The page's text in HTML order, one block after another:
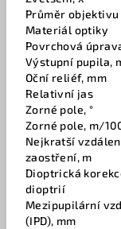
Průměr
Materiál optiky
Povrchová
Výstupní pupila,
Oční reliéf, mm
Relativní jas
Zorné pole, °
Zorné pole, m/
Nejkratší
zaostření, m
Dioptrická
dioptrií
Mezipupilární
(IPD), mm